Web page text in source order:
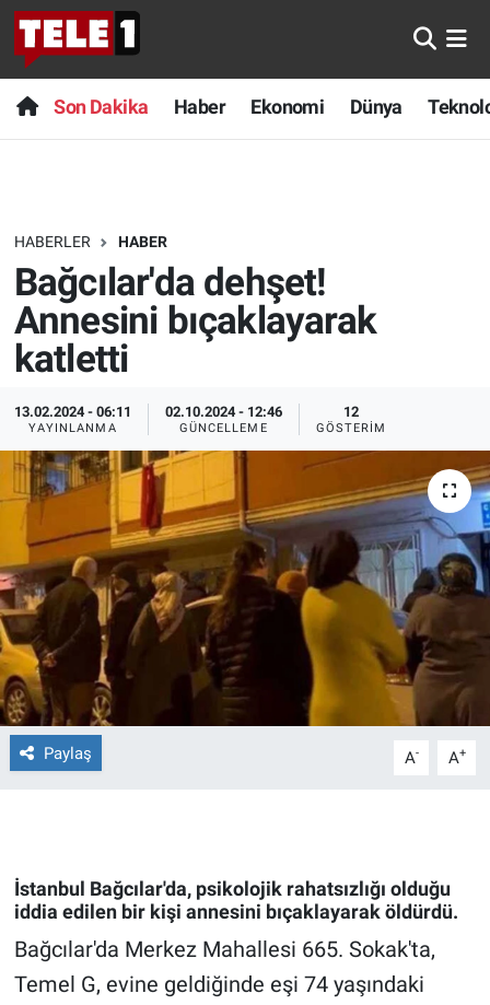
Son Dakika Haber Ekonomi Dünya
HABERLER HABER
Bağcılar'da dehşet!
Annesini bıçaklayarak
katletti
13.02.2024 - 06:11
YAYINLANMA
02.10.2024 - 12:46
GÜNCELLEME
12
GÖSTERIM
Paylaş A- A+
İstanbul Bağcılar'da, psikolojik rahatsızlığı olduğu
iddia edilen bir kişi annesini bıçaklayarak öldürdü.
Bağcılar'da Merkez Mahallesi 665. Sokak'ta,
Temel G, evine geldiğinde eşi 74 yaşındaki
Anında Manşet
Başka Sohbetler
Bilim turu
Bilim ve Teknoloji Evreni
Doğa Konuşuyor
Dünya
Ege Saati
Ege'den Esintiler
Eğitim
Eğlence
Ekonomi
Forum
Gün Bitiyor
Gün Ortası
Son Dakika
Haber
Dünya
Teknoloji
Sağlık
Spor
Yayın Akışı
İletişim
Nöbetçi Eczaneler
Hava Durumu
Trafik Durumu
Süper Lig Puan Durumu ve Fikstür
Tüm Manşetler
Son Dakika Haberleri
Haber Arşivi